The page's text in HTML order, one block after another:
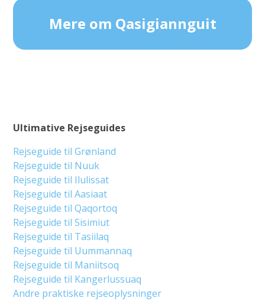
Mere om Qasigiannguit
Ultimative Rejseguides
Rejseguide til Grønland
Rejseguide til Nuuk
Rejseguide til Ilulissat
Rejseguide til Aasiaat
Rejseguide til Qaqortoq
Rejseguide til Sisimiut
Rejseguide til Tasiilaq
Rejseguide til Uummannaq
Rejseguide til Maniitsoq
Rejseguide til Kangerlussuaq
Andre praktiske rejseoplysninger